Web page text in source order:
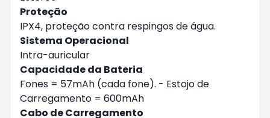
Proteção
IPX4, proteção contra respingos de água.
Sistema Operacional
Intra-auricular
Capacidade da Bateria
Fones = 57mAh (cada fone). - Estojo de
Carregamento = 600mAh
Cabo de Carregamento